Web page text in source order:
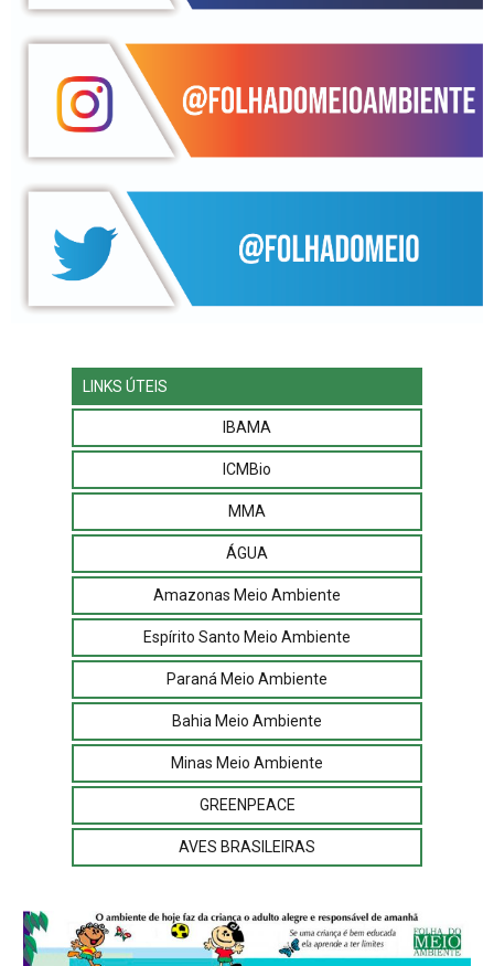
LINKS ÚTEIS
IBAMA
ICMBio
MMA
ÁGUA
Amazonas Meio Ambiente
Espírito Santo Meio Ambiente
Paraná Meio Ambiente
Bahia Meio Ambiente
Minas Meio Ambiente
GREENPEACE
AVES BRASILEIRAS